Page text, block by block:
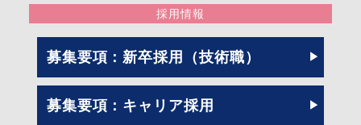
採用情報
募集要項：新卒採用（技術職）
募集要項：キャリア採用